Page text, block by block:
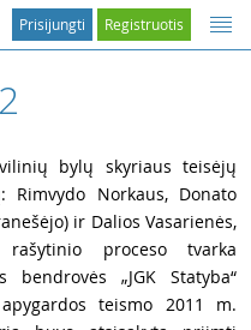
Registruotis
Prisijungti
bylų skyriaus teisėjų
Rimvydo Norkaus, Donato
ir Dalios Vasarienės,
proceso tvarka
bendrovės „JGK Statyba“
teismo 2011 m.